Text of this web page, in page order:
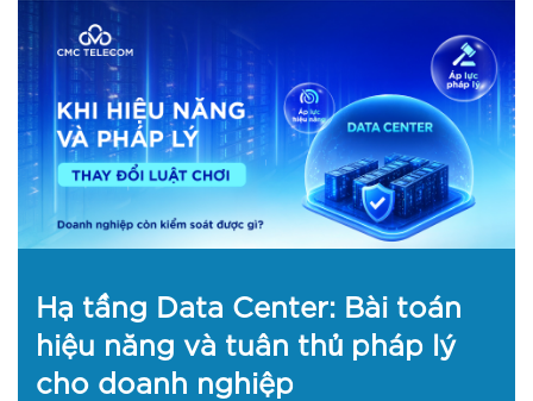
Hạ tầng Data Center: Bài toán
hiệu năng và tuân thủ pháp lý
cho doanh nghiệp